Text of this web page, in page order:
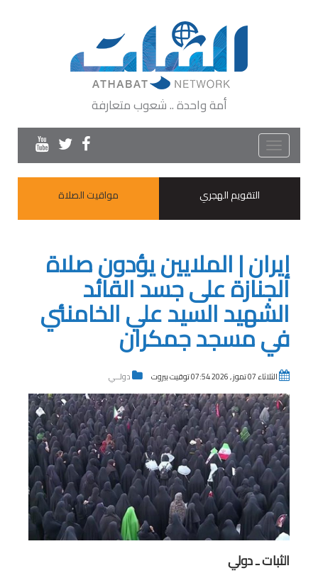
أمة واحدة .. شعوب متعارفة
Toggle
navigation
التقويم الهجري
مواقيت الصلاة
إيران | الملايين يؤدون صلاة
الجنازة على جسد القائد
الشهيد السيد علي الخامنئي
في مسجد جمكران
الثلاثاء 07 تموز , 2026 07:54 توقيت بيروت دولــي
الثبات ـ دولي